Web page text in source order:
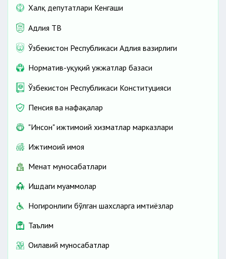
Мулк ҳуқуқи ҳақида 10 та факт
давлат хизматлари
Кўчмас мулк бузилишга тушган ёки тушмаганлиги
Уй-жой (квартира)ни бошқа шахсга ўтказиш
Уй-жой (квартира)ни хусусийлаштириш
Турар жойларни эгасиз деб топиб давлатга
Турар-жойларни бузишнинг тартиби
қоидалари
Кўп квартирали уйнинг ертўласидан фойдаланиш
Халқ депутатлари Кенгаши
Адлия ТВ
Ўзбекистон Республикаси Адлия вазирлиги
Норматив-ҳуқуқий ҳужжатлар базаси
Ўзбекистон Республикаси Конституцияси
Пенсия ва нафақалар
"Инсон" ижтимоий хизматлар марказлари
Ижтимоий ҳимоя
Меҳнат муносабатлари
Ишдаги муаммолар
Ногиронлиги бўлган шахсларга имтиёзлар
Таълим
Оилавий муносабатлар